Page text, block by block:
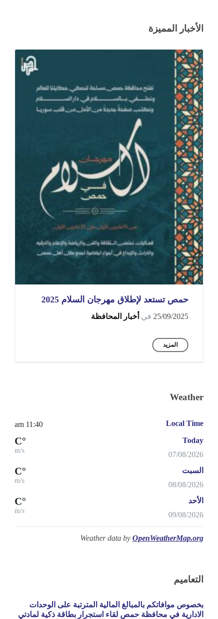
الأخبار المميزة
حمص تستعد لإطلاق مهرجان السلام 2025
25/09/2025 في أخبار المحافظة
المزيد
Weather
Local Time
11:40 am
Today
07/08/2026
°C
m/s
السبت
08/08/2026
°C
m/s
الأحد
09/08/2026
°C
m/s
Weather data by OpenWeatherMap.org
التعاميم
بخصوص موافاتكم بالمبالغ المالية المترتبة على الوحدات
الادارية في محافظة حمص لقاء استجرار بطاقة ذكية لمادتي